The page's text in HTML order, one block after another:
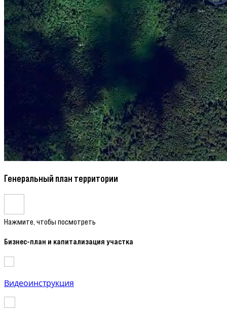
Генеральный план территории
Нажмите, чтобы посмотреть
Бизнес-план и капитализация участка
Видеоинструкция